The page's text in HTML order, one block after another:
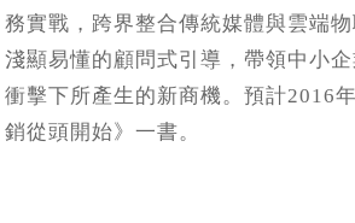
務實戰，跨界整合傳統媒體與雲端
淺顯易懂的顧問式引導，帶領中小
衝擊下所產生的新商機。預計2016
銷從頭開始》一書。